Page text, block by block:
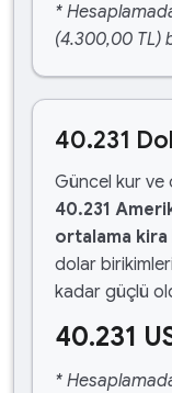
*
(4.300,00 TL)
40.231
Güncel kur ve
40.231
ortalama kira
dolar
kadar güçlü
40.231
*